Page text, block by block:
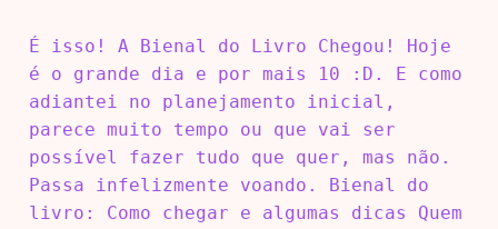
É isso! A Bienal do Livro Chegou! Hoje
é o grande dia e por mais 10 :D. E como
adiantei no planejamento inicial,
parece muito tempo ou que vai ser
possível fazer tudo que quer, mas não.
Passa infelizmente voando. Bienal do
livro: Como chegar e algumas dicas Quem